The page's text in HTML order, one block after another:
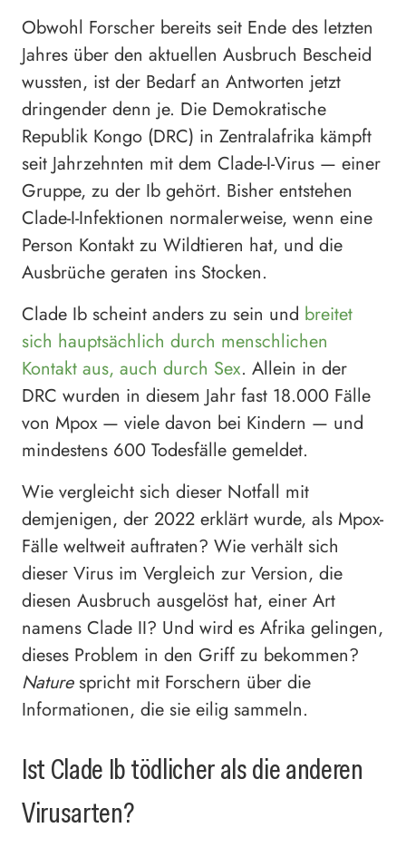
Obwohl Forscher bereits seit Ende des letzten
Jahres über den aktuellen Ausbruch Bescheid
wussten, ist der Bedarf an Antworten jetzt
dringender denn je. Die Demokratische
Republik Kongo (DRC) in Zentralafrika kämpft
seit Jahrzehnten mit dem Clade-I-Virus — einer
Gruppe, zu der Ib gehört. Bisher entstehen
Clade-I-Infektionen normalerweise, wenn eine
Person Kontakt zu Wildtieren hat, und die
Ausbrüche geraten ins Stocken.
Clade Ib scheint anders zu sein und breitet
sich hauptsächlich durch menschlichen
Kontakt aus, auch durch Sex. Allein in der
DRC wurden in diesem Jahr fast 18.000 Fälle
von Mpox — viele davon bei Kindern — und
mindestens 600 Todesfälle gemeldet.
Wie vergleicht sich dieser Notfall mit
demjenigen, der 2022 erklärt wurde, als Mpox-
Fälle weltweit auftraten? Wie verhält sich
dieser Virus im Vergleich zur Version, die
diesen Ausbruch ausgelöst hat, einer Art
namens Clade II? Und wird es Afrika gelingen,
dieses Problem in den Griff zu bekommen?
Naturespricht mit Forschern über die
Informationen, die sie eilig sammeln.
Ist Clade Ib tödlicher als die anderen
Virusarten?